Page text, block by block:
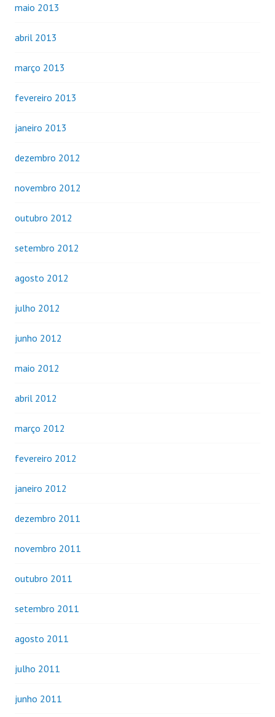
maio 2013
abril 2013
março 2013
fevereiro 2013
janeiro 2013
dezembro 2012
novembro 2012
outubro 2012
setembro 2012
agosto 2012
julho 2012
junho 2012
maio 2012
abril 2012
março 2012
fevereiro 2012
janeiro 2012
dezembro 2011
novembro 2011
outubro 2011
setembro 2011
agosto 2011
julho 2011
junho 2011